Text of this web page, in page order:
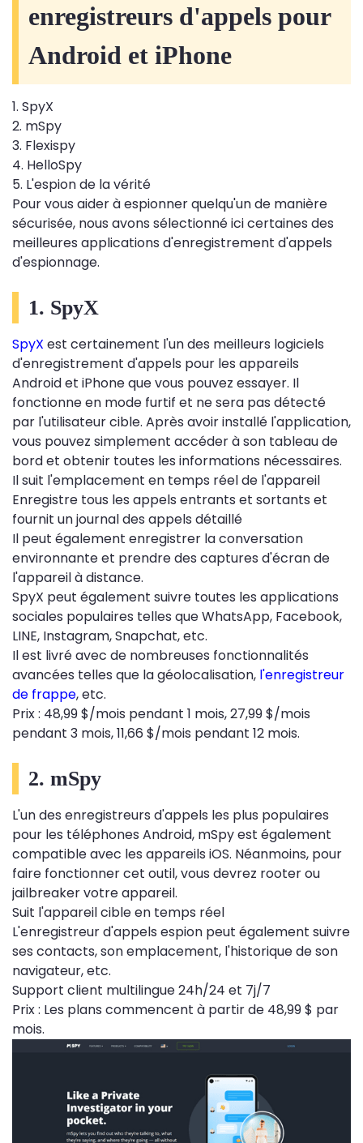
enregistreurs d'appels pour
Android et iPhone
1. SpyX
2. mSpy
3. Flexispy
4. HelloSpy
5. L'espion de la vérité
Pour vous aider à espionner quelqu'un de manière
sécurisée, nous avons sélectionné ici certaines des
meilleures applications d'enregistrement d'appels
d'espionnage.
1. SpyX
SpyX est certainement l'un des meilleurs logiciels
d'enregistrement d'appels pour les appareils
Android et iPhone que vous pouvez essayer. Il
fonctionne en mode furtif et ne sera pas détecté
par l'utilisateur cible. Après avoir installé l'application,
vous pouvez simplement accéder à son tableau de
bord et obtenir toutes les informations nécessaires.
Il suit l'emplacement en temps réel de l'appareil
Enregistre tous les appels entrants et sortants et
fournit un journal des appels détaillé
Il peut également enregistrer la conversation
environnante et prendre des captures d'écran de
l'appareil à distance.
SpyX peut également suivre toutes les applications
sociales populaires telles que WhatsApp, Facebook,
LINE, Instagram, Snapchat, etc.
Il est livré avec de nombreuses fonctionnalités
avancées telles que la géolocalisation, l'enregistreur
de frappe, etc.
Prix ​​: 48,99 $/mois pendant 1 mois, 27,99 $/mois
pendant 3 mois, 11,66 $/mois pendant 12 mois.
2. mSpy
L'un des enregistreurs d'appels les plus populaires
pour les téléphones Android, mSpy est également
compatible avec les appareils iOS. Néanmoins, pour
faire fonctionner cet outil, vous devrez rooter ou
jailbreaker votre appareil.
Suit l'appareil cible en temps réel
L'enregistreur d'appels espion peut également suivre
ses contacts, son emplacement, l'historique de son
navigateur, etc.
Support client multilingue 24h/24 et 7j/7
Prix ​​: Les plans commencent à partir de 48,99 $ par
mois.